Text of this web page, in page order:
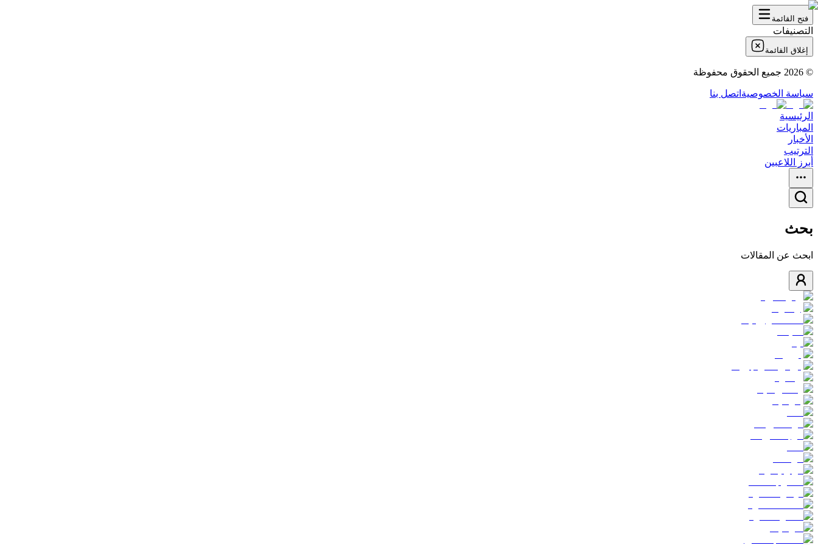
فتح القائمة
التصنيفات
إغلاق القائمة
©
2026 جميع الحقوق محفوظة
سياسة الخصوصية اتصل بنا
الرئيسية
المباريات
الأخبار
الترتيب
أبرز اللاعبين
بحث
ابحث عن المقالات